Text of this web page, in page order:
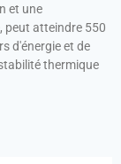
et une
peut atteindre 550
d'énergie et de
thermique